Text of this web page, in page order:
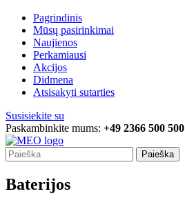
Pagrindinis
Mūsų pasirinkimai
Naujienos
Perkamiausi
Akcijos
Didmena
Atsisakyti sutarties
Susisiekite su
Paskambinkite mums: +49 2366 500 500
Paieška
Baterijos